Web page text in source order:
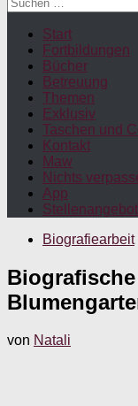
nach:
Start
Fortbildungen
Bücher
Betreuung
Themen
Exklusiv
Taschen und
Kontakt
Maw
Nichts
App
Biografiearbeit
von Natali